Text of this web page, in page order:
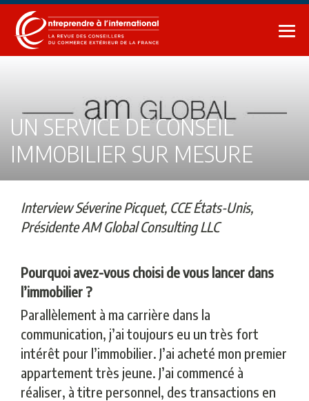
Sauter
contenu
UN SERVICE DE CONSEIL
IMMOBILIER SUR MESURE
Interview Séverine Picquet, CCE États-Unis,
Présidente AM Global Consulting LLC
Pourquoi avez-vous choisi de vous lancer dans
l’immobilier ?
Parallèlement à ma carrière dans la
communication, j’ai toujours eu un très fort
intérêt pour l’immobilier. J’ai acheté mon premier
appartement très jeune. J’ai commencé à
réaliser, à titre personnel, des transactions en